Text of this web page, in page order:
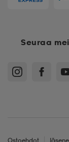
Seuraa
Ostoehdot